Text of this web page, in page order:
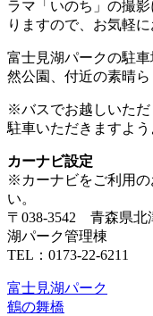
ラマ「いのち」の撮
りますので、お気軽
富士見湖パークの駐
然公園、付近の素晴
※バスでお越しいただ
駐車いただきますよう
カーナビ設定
※カーナビをご利用の
い。
〒038-3542 青森県北
湖パーク管理棟
TEL：0173-22-6211
富士見湖パーク
鶴の舞橋